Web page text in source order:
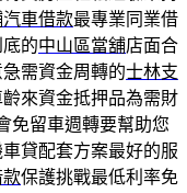
車借款最專業同業借
的中山區當舖店面合
需資金周轉的士林支
來資金抵押品為需財
免留車週轉要幫助您
貸配套方案最好的服
款保護挑戰最低利率免